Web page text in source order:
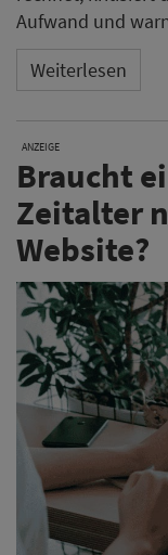
Aufwand und
Weiterlesen
ANZEIGE
Braucht
Zeitalter
Website?